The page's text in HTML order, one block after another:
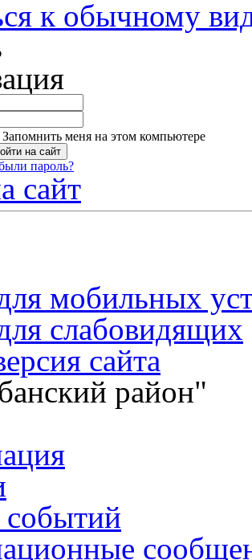
к обычному
Запомнить меня на этом компьютере
пароль?
сайт
мобильных
слабовидящих
сайта
район"